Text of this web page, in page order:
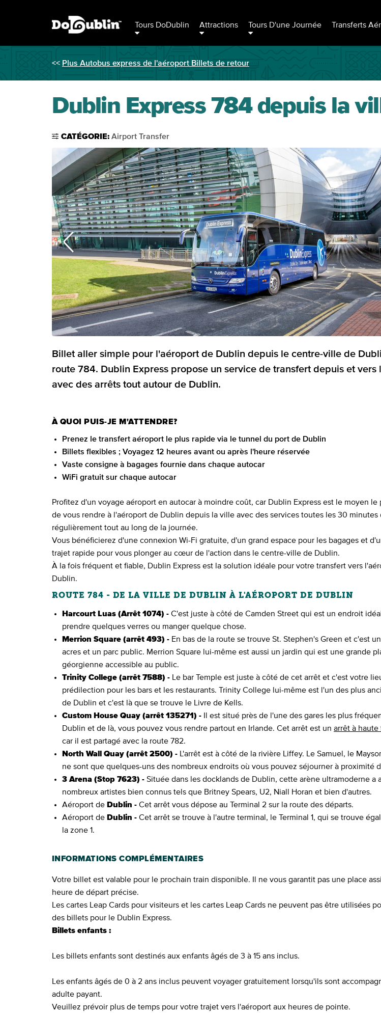
Tours DoDublin Attractions Tours D'une Journée Transferts
<< Plus Autobus express de l'aéroport Billets de retour
Dublin Express 784 depuis la
CATÉGORIE: Airport Transfer
Billet aller simple pour l'aéroport de Dublin depuis le centre-ville de
route 784. Dublin Express propose un service de transfert depuis et vers
avec des arrêts tout autour de Dublin.
À QUOI PUIS-JE M'ATTENDRE?
Prenez le transfert aéroport le plus rapide via le tunnel du port de Dublin
Billets flexibles ; Voyagez 12 heures avant ou après l'heure réservée
Vaste consigne à bagages fournie dans chaque autocar
WiFi gratuit sur chaque autocar
Profitez d'un voyage aéroport en autocar à moindre coût, car Dublin Express est le moyen le
de vous rendre à l'aéroport de Dublin depuis la ville avec des services toutes les 30 minutes
régulièrement tout au long de la journée.
Vous bénéficierez d'une connexion Wi-Fi gratuite, d'un grand espace pour les bagages et
trajet rapide pour vous plonger au cœur de l'action dans le centre-ville de Dublin.
À la fois fréquent et fiable, Dublin Express est la solution idéale pour votre transfert vers
Dublin.
ROUTE 784 - DE LA VILLE DE DUBLIN À L'AÉROPORT DE DUBLIN
Harcourt Luas (Arrêt 1074) - C'est juste à côté de Camden Street qui est un endroit
prendre quelques verres ou manger quelque chose.
Merrion Square (arrêt 493) - En bas de la route se trouve St. Stephen's Green et c'est
acres et un parc public. Merrion Square lui-même est aussi un jardin qui est une grande
géorgienne accessible au public.
Trinity College (arrêt 7588) - Le bar Temple est juste à côté de cet arrêt et c'est votre
prédilection pour les bars et les restaurants. Trinity College lui-même est l'un des plus
de Dublin et c'est là que se trouve le Livre de Kells.
Custom House Quay (arrêt 135271) - Il est situé près de l'une des gares les plus
Dublin et de là, vous pouvez vous rendre partout en Irlande. Cet arrêt est un arrêt à
car il est partagé avec la route 782.
North Wall Quay (arrêt 2500) - L'arrêt est à côté de la rivière Liffey. Le Samuel, le
ne sont que quelques-uns des nombreux endroits où vous pouvez séjourner à proximité
3 Arena (Stop 7623) - Située dans les docklands de Dublin, cette arène ultramoderne a
nombreux artistes bien connus tels que Britney Spears, U2, Niall Horan et bien d'autres.
Aéroport de Dublin - Cet arrêt vous dépose au Terminal 2 sur la route des départs.
Aéroport de Dublin - Cet arrêt se trouve à l'autre terminal, le Terminal 1, qui se trouve
la zone 1.
INFORMATIONS COMPLÉMENTAIRES
Votre billet est valable pour le prochain train disponible. Il ne vous garantit pas une place
heure de départ précise.
Les cartes Leap Cards pour visiteurs et les cartes Leap Cards ne peuvent pas être utilisées
des billets pour le Dublin Express.
Billets enfants :
Les billets enfants sont destinés aux enfants âgés de 3 à 15 ans inclus.
Les enfants âgés de 0 à 2 ans inclus peuvent voyager gratuitement lorsqu'ils sont
adulte payant.
Veuillez prévoir plus de temps pour votre trajet vers l'aéroport aux heures de pointe.